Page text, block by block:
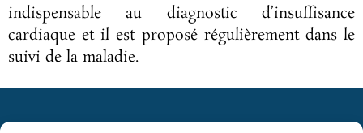
indispensable au diagnostic d’insuffisance
cardiaque et il est proposé régulièrement dans le
suivi de la maladie.